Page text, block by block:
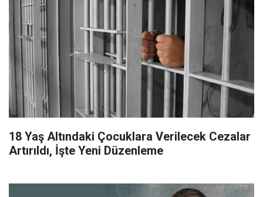
18 Yaş Altındaki Çocuklara Verilecek Cezalar
Artırıldı, İşte Yeni Düzenleme